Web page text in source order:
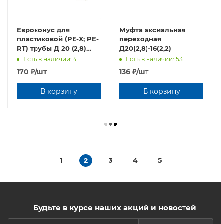
Евроконус для
пластиковой (PE-X; PE-
RT) трубы Д 20 (2,8)
*3/4" Valtec
VT.4410.NVE.2028
Есть в наличии: 4
170 ₽/шт
В корзину
Муфта аксиальная
переходная
Д20(2,8)-16(2,2)
Есть в наличии: 53
136 ₽/шт
В корзину
1 2 3 4 5
Будьте в курсе наших акций и новостей